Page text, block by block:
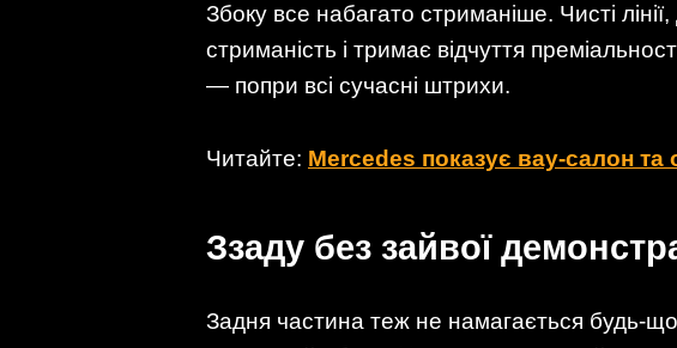
Збоку все набагато стриманіше. Чисті
стриманість і тримає відчуття
— попри всі сучасні штрихи.
Читайте: Mercedes показує вау-салон та
Ззаду без зайвої
Задня частина теж не намагається будь-що